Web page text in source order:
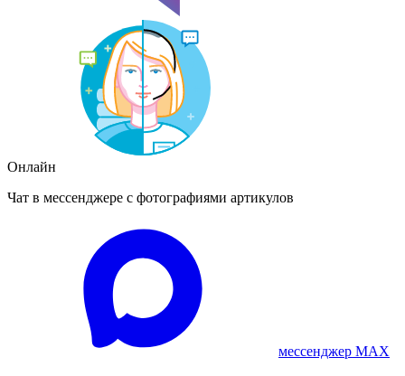
Онлайн
Чат в мессенджере с фотографиями артикулов
мессенджер MAX